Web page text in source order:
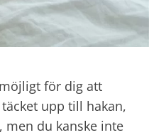
för dig att
upp till hakan,
men du kanske inte